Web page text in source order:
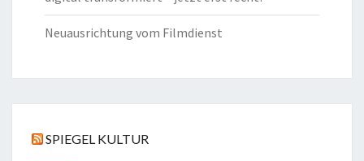
Neuausrichtung vom Filmdienst
SPIEGEL KULTUR